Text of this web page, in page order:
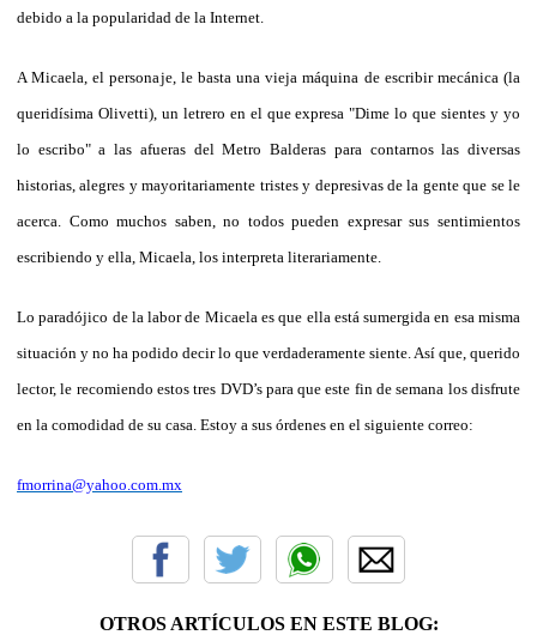
debido a la popularidad de la Internet.
A Micaela, el personaje, le basta una vieja máquina de escribir mecánica (la
queridísima Olivetti), un letrero en el que expresa "Dime lo que sientes y yo
lo escribo" a las afueras del Metro Balderas para contarnos las diversas
historias, alegres y mayoritariamente tristes y depresivas de la gente que se le
acerca. Como muchos saben, no todos pueden expresar sus sentimientos
escribiendo y ella, Micaela, los interpreta literariamente.
Lo paradójico de la labor de Micaela es que ella está sumergida en esa misma
situación y no ha podido decir lo que verdaderamente siente. Así que, querido
lector, le recomiendo estos tres DVD’s para que este fin de semana los disfrute
en la comodidad de su casa. Estoy a sus órdenes en el siguiente correo:
fmorrina@yahoo.com.mx
OTROS ARTÍCULOS EN ESTE BLOG: